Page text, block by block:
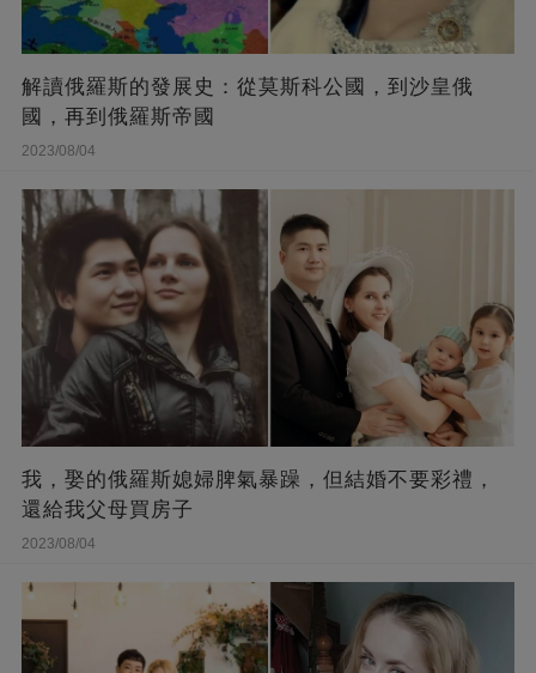
解讀俄羅斯的發展史：從莫斯科公國，到沙皇俄
國，再到俄羅斯帝國
2023/08/04
我，娶的俄羅斯媳婦脾氣暴躁，但結婚不要彩禮，
還給我父母買房子
2023/08/04